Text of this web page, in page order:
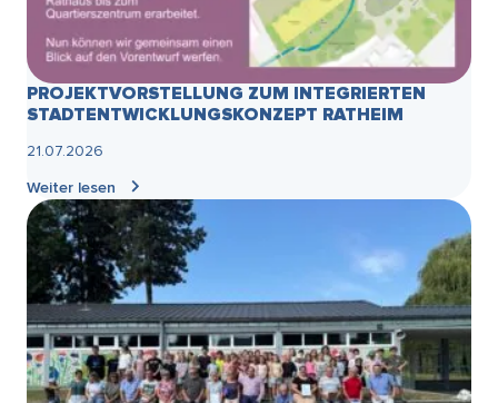
PROJEKTVORSTELLUNG ZUM INTEGRIERTEN
STADTENTWICKLUNGSKONZEPT RATHEIM
21.07.2026
Weiter lesen